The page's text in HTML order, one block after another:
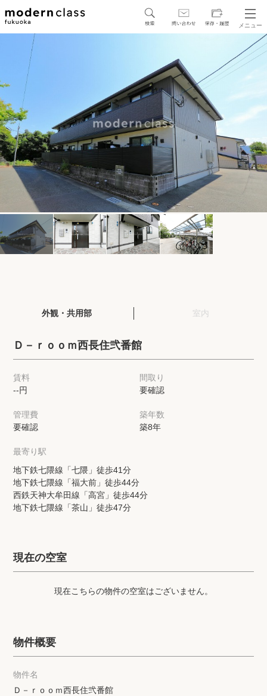
メニュー
駅・路線から探す
区から探す
人気エリアから探す
アクセスランキング
保存した検索条件
店舗・スタッフ紹介
希望条件を伝えてプロに探してもらう
来店予約
各種お問い合わせ
高級賃貸物件コラム modern classについて
高級賃貸物件トピック
商標について
外観・共用部 室内
Ｄ－ｒｏｏｍ西長住弐番館
賃料
--円
間取り
要確認
管理費
要確認
築年数
築8年
最寄り駅
地下鉄七隈線「七隈」徒歩41分
地下鉄七隈線「福大前」徒歩44分
西鉄天神大牟田線「高宮」徒歩44分
地下鉄七隈線「茶山」徒歩47分
現在の空室
現在こちらの物件の空室はございません。
物件概要
物件名
Ｄ－ｒｏｏｍ西長住弐番館